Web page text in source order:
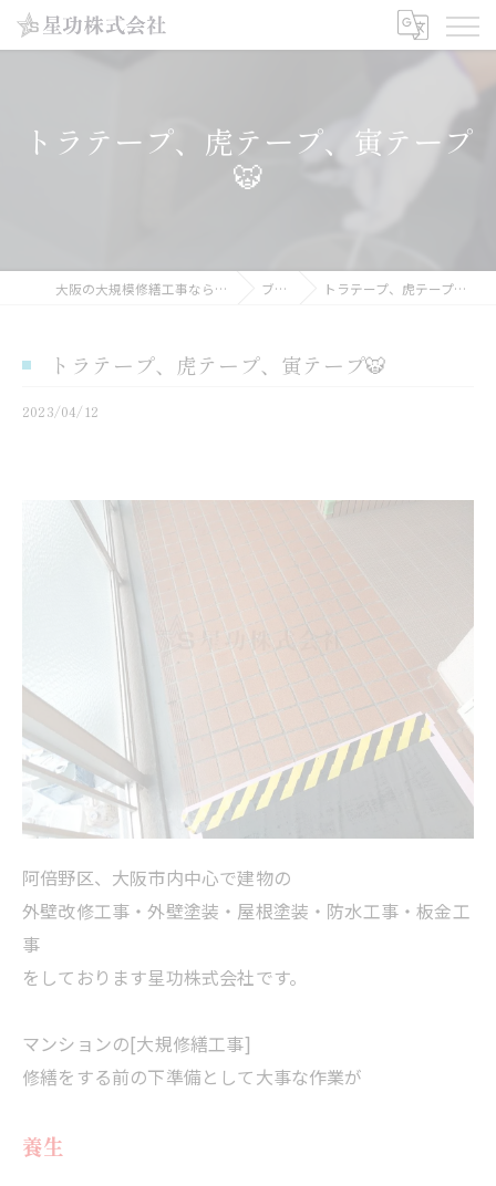
トラテープ、虎テープ、寅テープ
🐯
大阪の大規模修繕工事なら星功株式会社 ブログ トラテープ、虎テープ、寅テープ🐯
トラテープ、虎テープ、寅テープ🐯
2023/04/12
阿倍野区、大阪市内中心で建物の
外壁改修工事・外壁塗装・屋根塗装・防水工事・板金工
事
をしております星功株式会社です。
マンションの[大規修繕工事]
修繕をする前の下準備として大事な作業が
養生